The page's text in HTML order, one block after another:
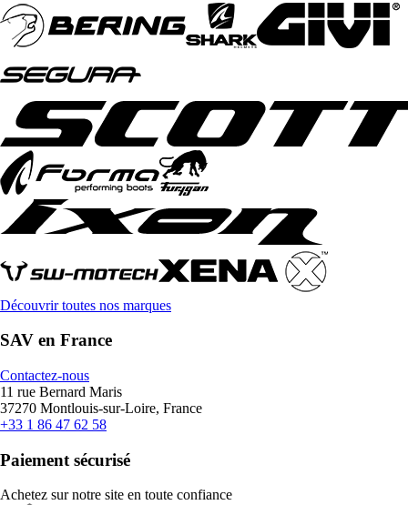
Découvrir toutes nos marques
SAV en France
Contactez-nous
11 rue Bernard Maris
37270 Montlouis-sur-Loire, France
+33 1 86 47 62 58
Paiement sécurisé
Achetez sur notre site en toute confiance